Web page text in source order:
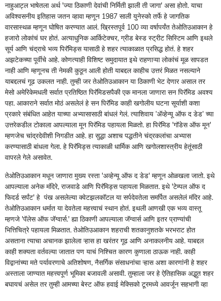
नाहुआट्ल भाषेतला अर्थ 'ज्या ठिकाणी देवांची निर्मिती झाली ती जागा' असा होतो. याचा
अविश्वसनीय इतिहास जतन व्हावा म्हणून 1987 साली युनेस्को तर्फे हे जागतिक
वारसास्थळ म्हणून घोषित करण्यात आलं. ख्रिस्तपूर्व 100 व्या वर्षापर्यंत तेओतिउआकान हे
हजारो लोकांचं घर होतं. अत्याधुनिक आर्किटेक्चर, ग्रीड बेस्ड स्ट्रीट सिस्टिम आणि इथले
सूर्य आणि चंद्राचे भव्य पिरॅमिड्स यासाठी हे शहर त्याकाळात प्रसिद्ध होतं. हे शहर
अझटेकच्या पूर्वीचे आहे. कोणत्याही विशिष्ट समुदायात इथे राहणाऱ्या लोकांचं मूळ सापडत
नाही आणि म्हणूनच ती नेमकी कुठून आली होती याबद्दल काहीच उत्तरं मिळत नसल्याने
याबद्दलचं गूढ उकलत नाही. तुम्ही जर तेओतिउआकान या ठिकाणी भेट देणार असाल तर
मेसो अमेरिकेमधली सर्वात प्रतिष्ठित पिरॅमिडसपैकी एक मानला जाणारा सन पिरॅमिड अवश्य
पहा. आकाराने सर्वात मोठं असलेलं हे सन पिरॅमिड काही खगोलीय घटना सूर्याशी कशा
प्रकारे संबंधित आहेत याच्या अभ्यासासाठी बांधलं गेलं. त्याशिवाय ‌‘ॲव्हेन्यू ऑफ द डेड‌‘ च्या
उत्तरेकडील टोकाला आपल्याला मून पिरॅमिड पहायला मिळतो. हा पिरॅमिड 'गॉडेस ऑफ मून'
म्हणजेच चांद्रदेवीशी निगडीत आहे. हा सुद्धा अशाच पद्धतीने चंद्रकलांचा अभ्यास
करण्यासाठी बांधला गेला. हे पिरॅमिड्स त्याकाळी धार्मिक आणि खगोलशास्त्रीय हेतूंसाठी
वापरले गेले असावेत.
तेओतिउआकान मधून जाणारा मुख्य रस्ता 'अव्हेन्यू ऑफ द डेड' म्हणून ओळखला जातो. इथे
आपल्याला अनेक मंदिरे, राजवाडे आणि पिरॅमिड्स पहायला मिळतात. इथे 'टेम्पल ऑफ द
फिदर्ड सर्पंट' हे पंख असलेल्या क्वेटझलकॉटल या सर्पदेवतेला समर्पित असलेलं मंदिर आहे.
तेओतिउआकान धर्मात या देवतेला महत्त्वाचं स्थान होतं. इथली आणखी एक भव्य वास्तू
म्हणजे 'पॅलेस ऑफ जॅग्वार्स.' ह्या ठिकाणी आपल्याला जॅग्वार्स आणि इतर प्राण्यांची
भित्तिचित्रे पहायला मिळतात. तेओतिउआकान शहराची शतकानुशतके भरभराट होत
असताना त्याचा अचानक झालेला ऱ्हास हा खरंतर गूढ आणि अनाकलनीय आहे. याबद्दल
काही शक्यता वर्तवल्या जातात पण याचं निश्चित कारण कुणाला ठाऊक नाही. काही
विद्वानांच्या मते पर्यावरणाचे अतिशोषण, नैसर्गिक संसाधनांचा ऱ्हास अशा कारणांनी हे शहर
अस्ताला जाण्यात महत्त्वपूर्ण भूमिका बजावली असावी. तुम्हाला जर हे ऐतिहासिक अद्भुत शहर
बघायचं असेल तर तुम्ही आमच्या बेस्ट ऑफ हवाई मेक्सिको टूरमध्ये आवर्जून सहभागी व्हा